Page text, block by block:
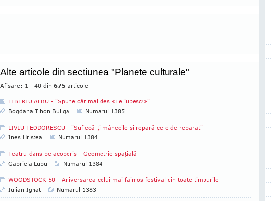
Alte articole din sectiunea "Planete culturale"
Afisare: 1 - 40 din 675 articole
TIBERIU ALBU - "Spune cât mai des «Te iubesc!»"
Bogdana Tihon Buliga
Numarul 1385
LIVIU TEODORESCU - "Suflecă-ţi mânecile şi repară ce e de reparat"
Ines Hristea
Numarul 1384
Teatru-dans pe acoperiş - Geometrie spaţială
Gabriela Lupu
Numarul 1384
WOODSTOCK 50 - Aniversarea celui mai faimos festival din toate timpurile
Iulian Ignat
Numarul 1383